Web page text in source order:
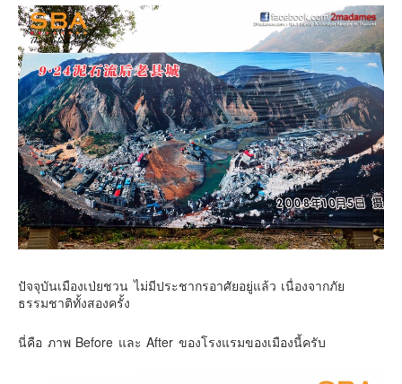
ปัจจุบันเมืองเป่ยชวน ไม่มีประชากรอาศัยอยู่แล้ว เนื่องจากภัย
ธรรมชาติทั้งสองครั้ง
นี่คือ ภาพ Before และ After ของโรงแรมของเมืองนี้ครับ